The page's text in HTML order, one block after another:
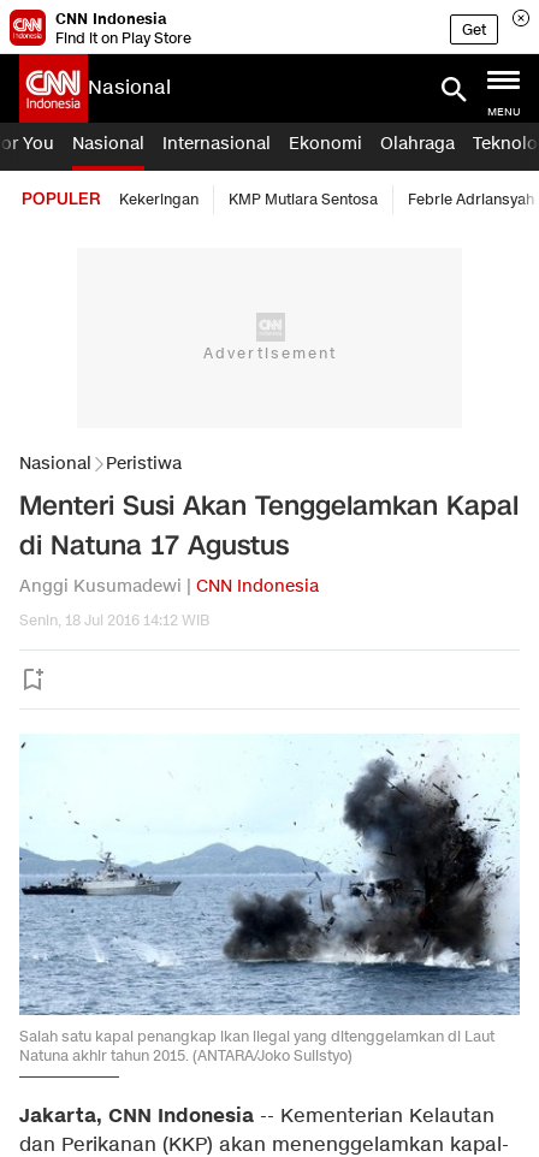
CNN Indonesia
Find it on Play Store
Get
Nasional
MENU
You Nasional Internasional Ekonomi Olahraga
POPULER Kekeringan KMP Mutiara Sentosa Febrie Adriansyah
Nasional Peristiwa
Menteri Susi Akan Tenggelamkan Kapal
di Natuna 17 Agustus
Anggi Kusumadewi | CNN Indonesia
Senin, 18 Jul 2016 14:12 WIB
Salah satu kapal penangkap ikan ilegal yang ditenggelamkan di Laut
Natuna akhir tahun 2015. (ANTARA/Joko Sulistyo)
Jakarta, CNN Indonesia -- Kementerian Kelautan
dan Perikanan (KKP) akan menenggelamkan kapal-